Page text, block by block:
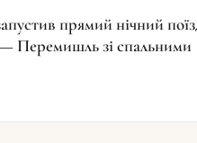
прямий нічний
Перемишль зі спальними